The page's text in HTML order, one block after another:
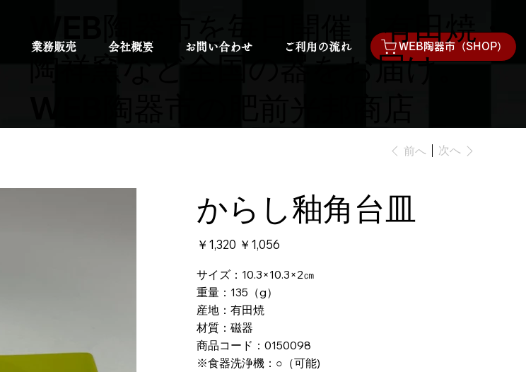
業務販売 会社概要 お問い合わせ ご利用の流れ WEB陶器市（SHOP）
WEB陶器市を毎日開催！有田焼・
陶祥窯など全国の器をお届け。
前へ 次へ
からし釉角台皿
元
の
格
￥1,320
セ
ー
価
格
￥1,056
サイズ：10.3×10.3×2㎝
重量：135（g）
産地：有田焼
材質：磁器
商品コード：0150098
※食器洗浄機：○（可能)